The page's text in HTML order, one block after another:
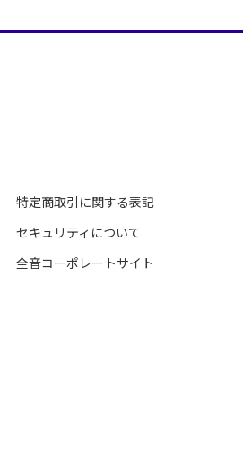
特定商取引に関する表記
セキュリティについて
全音コーポレートサイト